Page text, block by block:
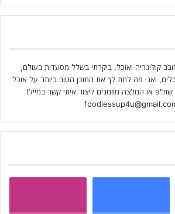
קולינריה ואוכל, ביקרתי בשלל מסעדות בעולם,
ואני פה לתת לך את התוכן הטוב ביותר על אוכל
או המלצה מוזמנים ליצור איתי קשר במייל!